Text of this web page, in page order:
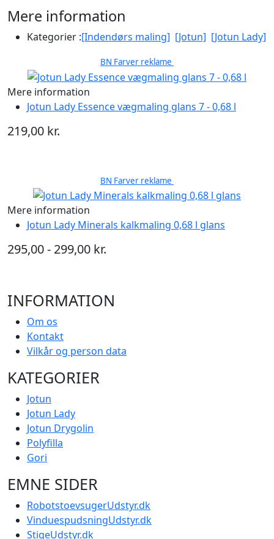
Mere information
Kategorier :[Indendørs maling] [Jotun] [Jotun Lady]
BN Farver reklame
Mere information
Jotun Lady Essence vægmaling glans 7 - 0,68 l
219,00 kr.
BN Farver reklame
Mere information
Jotun Lady Minerals kalkmaling 0,68 l glans
295,00 - 299,00 kr.
INFORMATION
Om os
Kontakt
Vilkår og person data
KATEGORIER
Jotun
Jotun Lady
Jotun Drygolin
Polyfilla
Gori
EMNE SIDER
RobotstoevsugerUdstyr.dk
VinduespudsningUdstyr.dk
StigeUdstyr.dk